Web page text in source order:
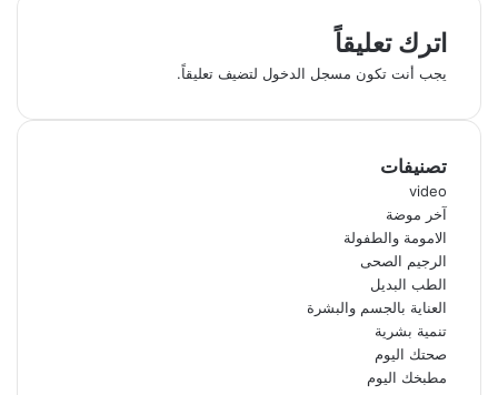
اترك تعليقاً
يجب أنت تكون مسجل الدخول لتضيف تعليقاً.
تصنيفات
video
آخر موضة
الامومة والطفولة
الرجيم الصحى
الطب البديل
العناية بالجسم والبشرة
تنمية بشرية
صحتك اليوم
مطبخك اليوم